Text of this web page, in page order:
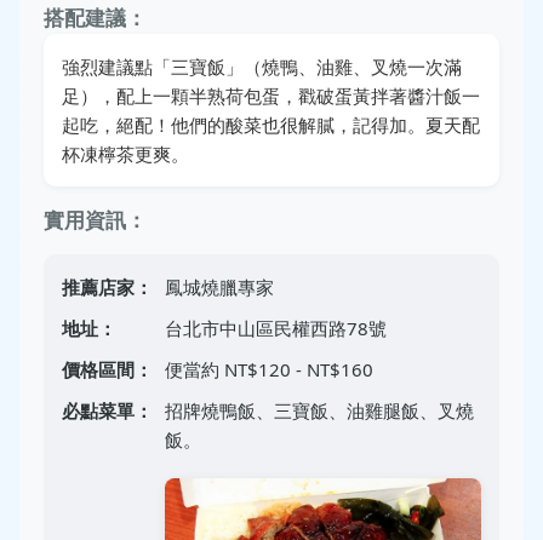
搭配建議：
強烈建議點「三寶飯」（燒鴨、油雞、叉燒一次滿
足），配上一顆半熟荷包蛋，戳破蛋黃拌著醬汁飯一
起吃，絕配！他們的酸菜也很解膩，記得加。夏天配
杯凍檸茶更爽。
實用資訊：
推薦店家：
鳳城燒臘專家
地址：
台北市中山區民權西路78號
價格區間：
便當約 NT$120 - NT$160
必點菜單：
招牌燒鴨飯、三寶飯、油雞腿飯、叉燒
飯。